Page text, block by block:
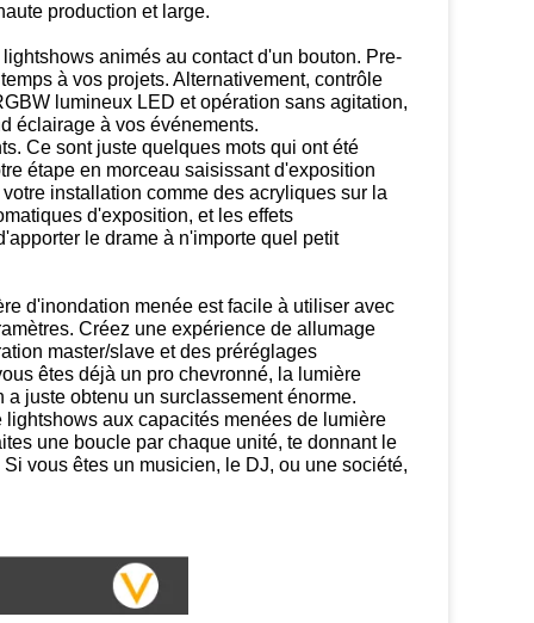
production et large.
animés au contact d'un bouton. Pre-
à vos projets. Alternativement, contrôle
lumineux LED et opération sans agitation,
éclairage à vos événements.
Ce sont juste quelques mots qui ont été
étape en morceau saisissant d'exposition
installation comme des acryliques sur la
d'exposition, et les effets
le drame à n'importe quel petit
d'inondation menée est facile à utiliser avec
Créez une expérience de allumage
master/slave et des préréglages
êtes déjà un pro chevronné, la lumière
juste obtenu un surclassement énorme.
aux capacités menées de lumière
une boucle par chaque unité, te donnant le
vous êtes un musicien, le DJ, ou une société,